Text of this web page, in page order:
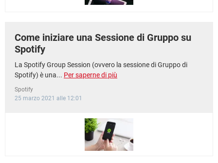
Come iniziare una Sessione di Gruppo su
Spotify
La Spotify Group Session (ovvero la sessione di Gruppo di
Spotify) è una... Per saperne di più
Spotify
25 marzo 2021 alle 12:01